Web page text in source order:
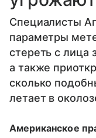
Специалисты
параметры
стереть с лица
а также
сколько
летает в
Американское